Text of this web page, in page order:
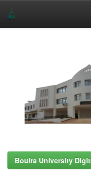
Bouira University